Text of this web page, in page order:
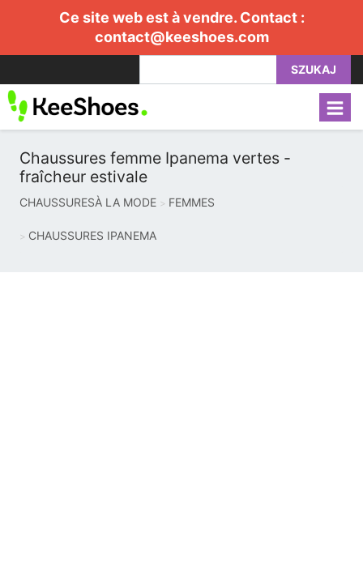
Ce site web est à vendre. Contact :
contact@keeshoes.com
SZUKAJ
Chaussures femme Ipanema vertes -
fraîcheur estivale
CHAUSSURESÀ LA MODE FEMMES
CHAUSSURES IPANEMA